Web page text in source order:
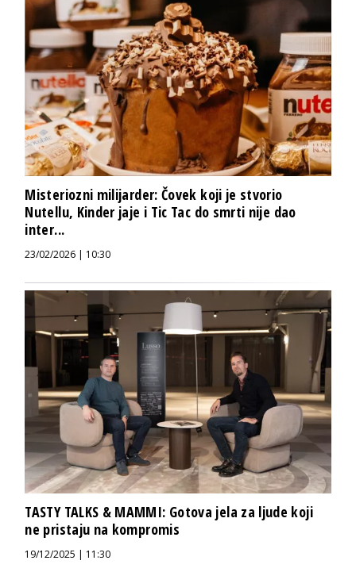
Misteriozni milijarder: Čovek koji je stvorio
Nutellu, Kinder jaje i Tic Tac do smrti nije dao
inter...
23/02/2026 | 10:30
TASTY TALKS & MAMMI: Gotova jela za ljude koji
ne pristaju na kompromis
19/12/2025 | 11:30